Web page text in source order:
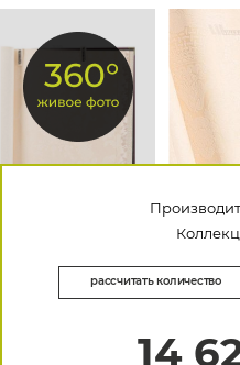
рассчитать количество
14